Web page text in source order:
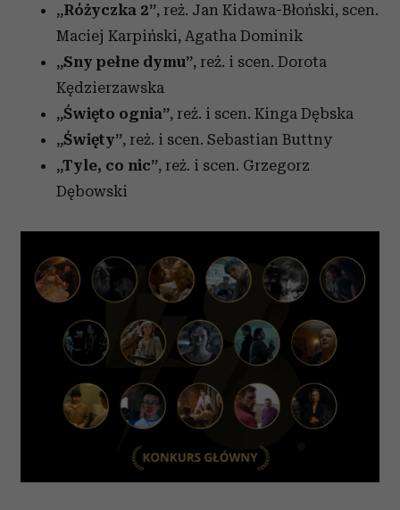
„Różyczka 2”, reż. Jan Kidawa-Błoński, scen.
Maciej Karpiński, Agatha Dominik
„Sny pełne dymu”, reż. i scen. Dorota
Kędzierzawska
„Święto ognia”, reż. i scen. Kinga Dębska
„Święty”, reż. i scen. Sebastian Buttny
„Tyle, co nic”, reż. i scen. Grzegorz
Dębowski